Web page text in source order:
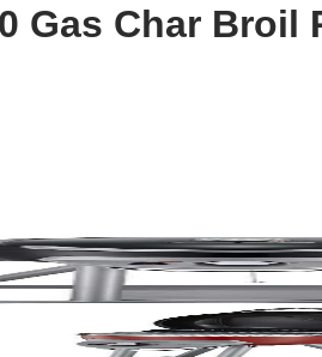
Gas Char Broil